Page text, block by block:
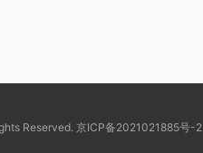
Reserved. 京ICP备2021021885号-2